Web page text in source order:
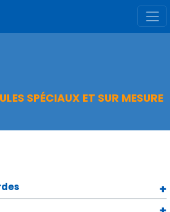
SPÉCIAUX ET SUR MESURE